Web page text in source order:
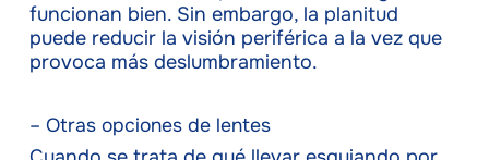
funcionan bien. Sin embargo, la planitud
puede reducir la visión periférica a la vez que
provoca más deslumbramiento.
– Otras opciones de lentes